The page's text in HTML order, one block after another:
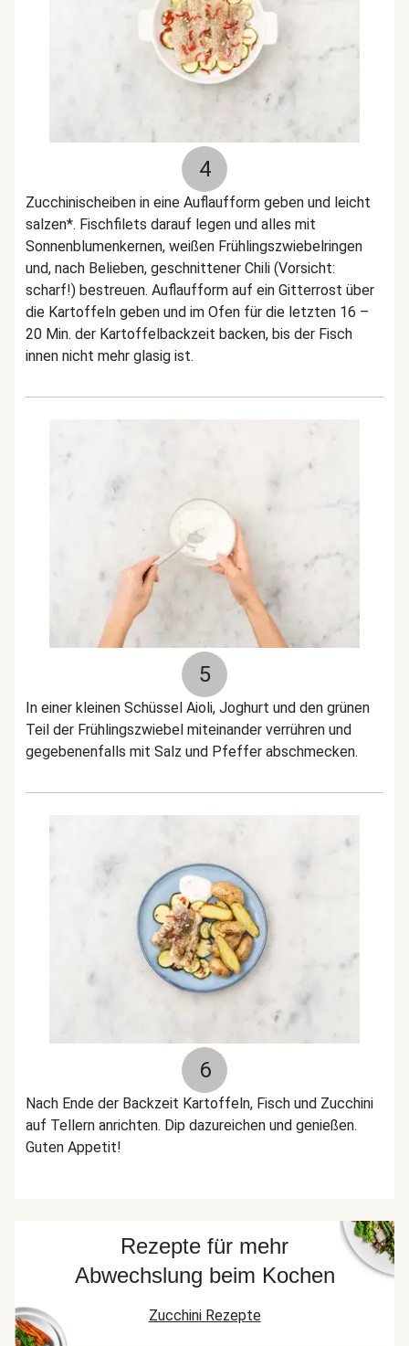
4
Zucchinischeiben in eine Auflaufform geben und leicht
salzen*. Fischfilets darauf legen und alles mit
Sonnenblumenkernen, weißen Frühlingszwiebelringen
und, nach Belieben, geschnittener Chili (Vorsicht:
scharf!) bestreuen. Auflaufform auf ein Gitterrost über
die Kartoffeln geben und im Ofen für die letzten 16 –
20 Min. der Kartoffelbackzeit backen, bis der Fisch
innen nicht mehr glasig ist.
5
In einer kleinen Schüssel Aioli, Joghurt und den grünen
Teil der Frühlingszwiebel miteinander verrühren und
gegebenenfalls mit Salz und Pfeffer abschmecken.
6
Nach Ende der Backzeit Kartoffeln, Fisch und Zucchini
auf Tellern anrichten. Dip dazureichen und genießen.
Guten Appetit!
Rezepte für mehr
Abwechslung beim Kochen
Zucchini Rezepte